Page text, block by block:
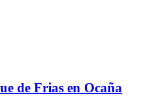
de Frias en Ocaña